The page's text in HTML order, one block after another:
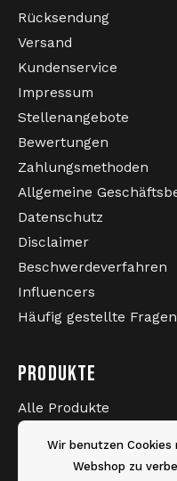
Rücksendung
Versand
Kundenservice
Impressum
Stellenangebote
Bewertungen
Zahlungsmethoden
Allgemeine
Datenschutz
Disclaimer
Beschwerdeverfahren
Influencers
Häufig gestellte Fragen
PRODUKTE
Alle Produkte
Wir benutzen
Webshop zu